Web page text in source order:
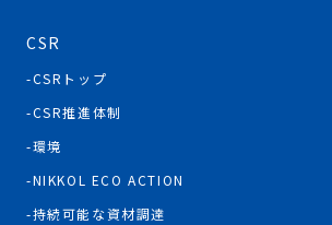
CSR
CSRトップ
CSR推進体制
環境
NIKKOL ECO ACTION
持続可能な資材調達